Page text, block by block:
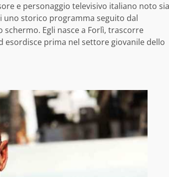
e personaggio televisivo italiano noto sia
uno storico programma seguito dal
Egli nasce a Forlì, trascorre
esordisce prima nel settore giovanile dello